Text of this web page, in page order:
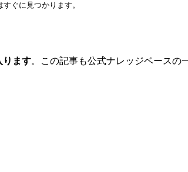
ぐに見つかります。
ります。この記事も公式ナレッジベースの